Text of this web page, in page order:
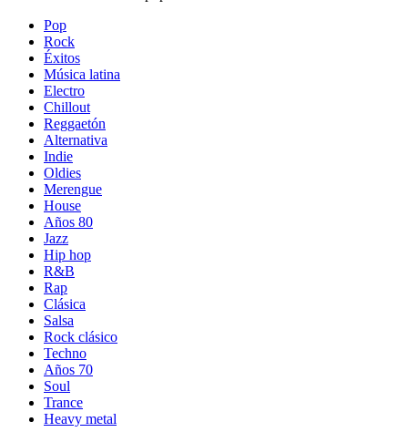
Pop
Rock
Éxitos
Música latina
Electro
Chillout
Reggaetón
Alternativa
Indie
Oldies
Merengue
House
Años 80
Jazz
Hip hop
R&B
Rap
Clásica
Salsa
Rock clásico
Techno
Años 70
Soul
Trance
Heavy metal